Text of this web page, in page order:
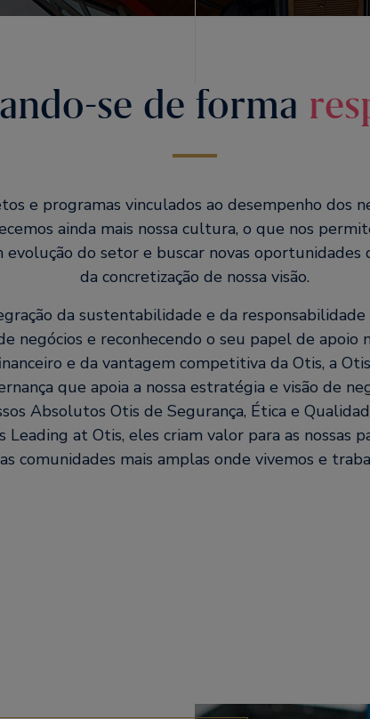
se de forma
e programas vinculados ao desempenho dos
ainda mais nossa cultura, o que nos
evolução do setor e buscar novas oportunidades
da concretização de nossa visão.
da sustentabilidade e da responsabilidade
negócios e reconhecendo o seu papel de apoio
e da vantagem competitiva da Otis, a
que apoia a nossa estratégia e visão de
Absolutos Otis de Segurança, Ética e
at Otis, eles criam valor para as nossas
comunidades mais amplas onde vivemos e